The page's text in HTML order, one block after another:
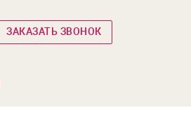
ЗАКАЗАТЬ ЗВОНОК